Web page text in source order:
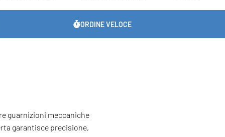
ORDINE VELOCE
guarnizioni meccaniche
garantisce precisione,